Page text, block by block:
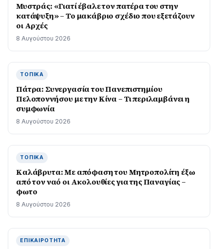
Μυστράς: «Γιατί έβαλε τον πατέρα του στην
κατάψυξη» – Το μακάβριο σχέδιο που εξετάζουν
οι Αρχές
8 Αυγούστου 2026
ΤΟΠΙΚΆ
Πάτρα: Συνεργασία του Πανεπιστημίου
Πελοποννήσου με την Κίνα – Τι περιλαμβάνει η
συμφωνία
8 Αυγούστου 2026
ΤΟΠΙΚΆ
Καλάβρυτα: Με απόφαση του Μητροπολίτη έξω
από τον ναό οι Ακολουθίες για της Παναγίας –
φωτο
8 Αυγούστου 2026
ΕΠΙΚΑΙΡΌΤΗΤΑ